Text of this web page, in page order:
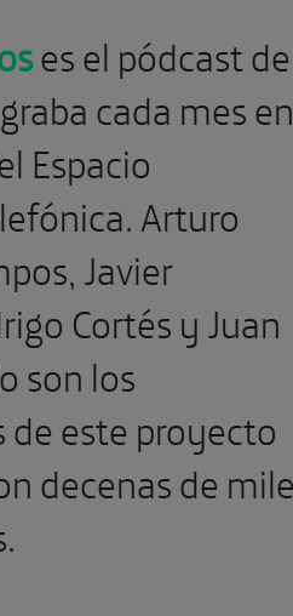
es el pódcast de
cada mes en
Espacio
Arturo
Javier
Cortés y Juan
son los
este proyecto
decenas de